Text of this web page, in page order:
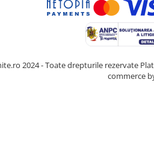
2024 - Toate drepturile rezervate
commerce